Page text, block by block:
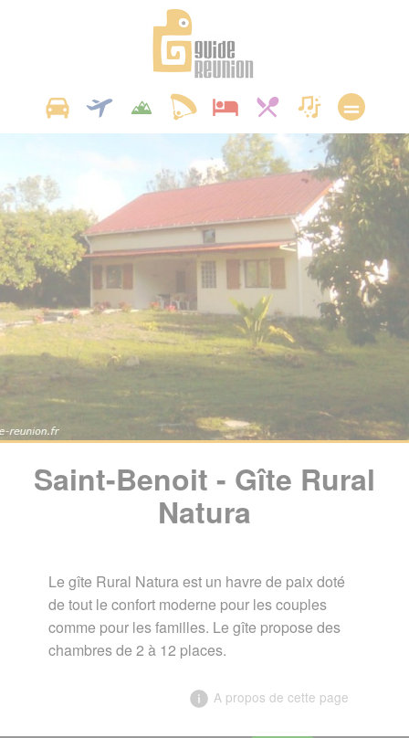
Saint-Benoit - Gîte Rural
Natura
Le gîte Rural Natura est un havre de paix doté
de tout le confort moderne pour les couples
comme pour les familles. Le gîte propose des
chambres de 2 à 12 places.
A propos de cette page
Panneau de gestion des cookies